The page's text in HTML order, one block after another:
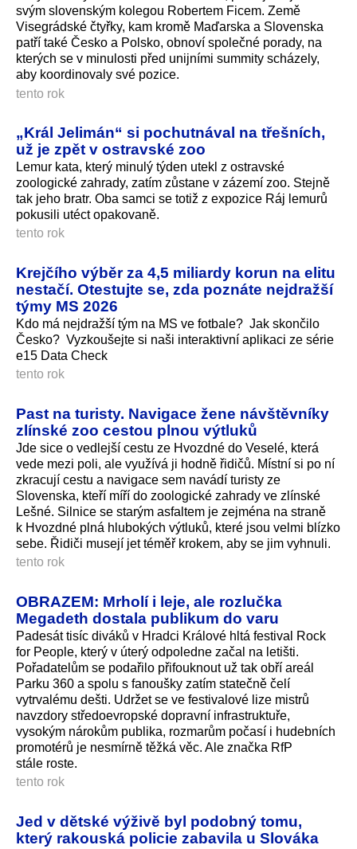
svým slovenským kolegou Robertem Ficem. Země
Visegrádské čtyřky, kam kromě Maďarska a Slovenska
patří také Česko a Polsko, obnoví společné porady, na
kterých se v minulosti před unijními summity scházely,
aby koordinovaly své pozice.
tento rok
„Král Jelimán“ si pochutnával na třešních,
už je zpět v ostravské zoo
Lemur kata, který minulý týden utekl z ostravské
zoologické zahrady, zatím zůstane v zázemí zoo. Stejně
tak jeho bratr. Oba samci se totiž z expozice Ráj lemurů
pokusili utéct opakovaně.
tento rok
Krejčího výběr za 4,5 miliardy korun na elitu
nestačí. Otestujte se, zda poznáte nejdražší
týmy MS 2026
Kdo má nejdražší tým na MS ve fotbale? Jak skončilo
Česko? Vyzkoušejte si naši interaktivní aplikaci ze série
e15 Data Check
tento rok
Past na turisty. Navigace žene návštěvníky
zlínské zoo cestou plnou výtluků
Jde sice o vedlejší cestu ze Hvozdné do Veselé, která
vede mezi poli, ale využívá ji hodně řidičů. Místní si po ní
zkracují cestu a navigace sem navádí turisty ze
Slovenska, kteří míří do zoologické zahrady ve zlínské
Lešné. Silnice se starým asfaltem je zejména na straně
k Hvozdné plná hlubokých výtluků, které jsou velmi blízko
sebe. Řidiči musejí jet téměř krokem, aby se jim vyhnuli.
tento rok
OBRAZEM: Mrholí i leje, ale rozlučka
Megadeth dostala publikum do varu
Padesát tisíc diváků v Hradci Králové hltá festival Rock
for People, který v úterý odpoledne začal na letišti.
Pořadatelům se podařilo přifouknout už tak obří areál
Parku 360 a spolu s fanoušky zatím statečně čelí
vytrvalému dešti. Udržet se ve festivalové lize mistrů
navzdory středoevropské dopravní infrastruktuře,
vysokým nárokům publika, rozmarům počasí i hudebních
promotérů je nesmírně těžká věc. Ale značka RfP
stále roste.
tento rok
Jed v dětské výživě byl podobný tomu,
který rakouská policie zabavila u Slováka